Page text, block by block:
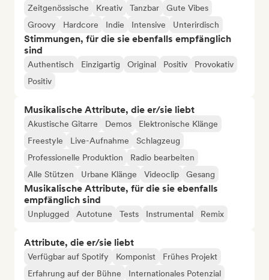
Zeitgenössische Kreativ Tanzbar
Gute Vibes
Groovy
Hardcore Indie Intensive Unterirdisch
Stimmungen, für die sie ebenfalls empfänglich
sind
Authentisch Einzigartig Original Positiv
Provokativ
Positiv
Musikalische Attribute, die er/sie liebt
Akustische Gitarre Demos
Elektronische Klänge
Freestyle
Live-Aufnahme
Schlagzeug
Professionelle Produktion
Radio bearbeiten
Alle Stützen
Urbane Klänge Videoclip Gesang
Musikalische Attribute, für die sie ebenfalls
empfänglich sind
Unplugged Autotune Tests Instrumental Remix
Attribute, die er/sie liebt
Verfügbar auf Spotify Komponist
Frühes Projekt
Erfahrung auf der Bühne
Internationales Potenzial